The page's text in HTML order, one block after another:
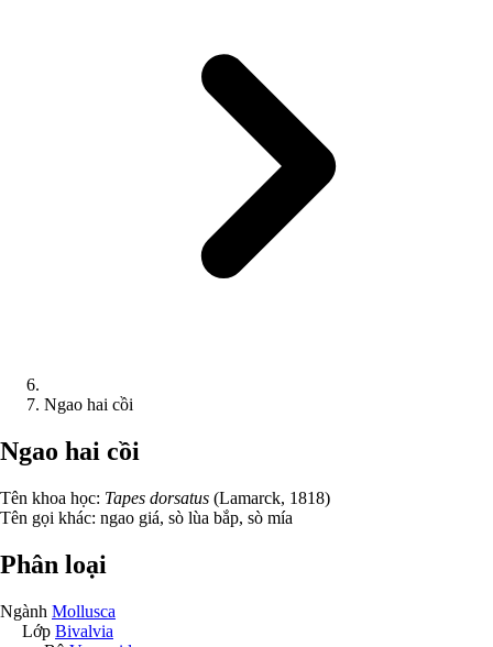
Ngao hai cồi
Ngao hai cồi
Tên khoa học: Tapes dorsatus (Lamarck, 1818)
Tên gọi khác: ngao giá, sò lùa bắp, sò mía
Phân loại
Ngành Mollusca
Lớp Bivalvia